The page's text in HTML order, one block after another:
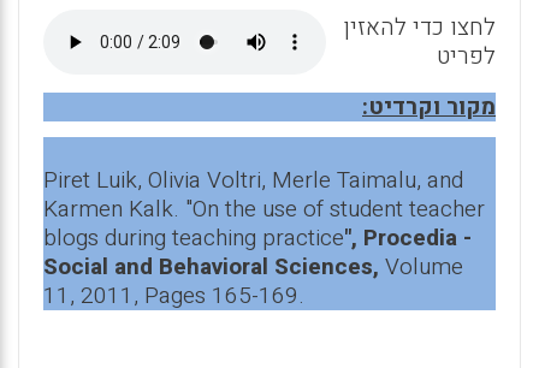
p
o
k
לחצו כדי להאזין
לפריט
מקור וקרדיט:
Piret Luik, Olivia Voltri, Merle Taimalu, and
Karmen Kalk. "On the use of student teacher
blogs during teaching practice", Procedia -
Social and Behavioral Sciences, Volume
11, 2011, Pages 165-169.